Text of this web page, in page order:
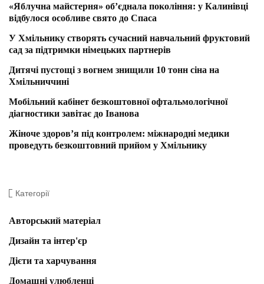
«Яблучна майстерня» об’єднала покоління: у Калинівці
відбулося особливе свято до Спаса
У Хмільнику створять сучасний навчальний фруктовий
сад за підтримки німецьких партнерів
Дитячі пустощі з вогнем знищили 10 тонн сіна на
Хмільниччині
Мобільний кабінет безкоштовної офтальмологічної
діагностики завітає до Іванова
Жіноче здоров’я під контролем: міжнародні медики
проведуть безкоштовний прийом у Хмільнику
Категорії
Авторський матеріал
Дизайн та інтер'єр
Дієти та харчування
Домашні улюбленці